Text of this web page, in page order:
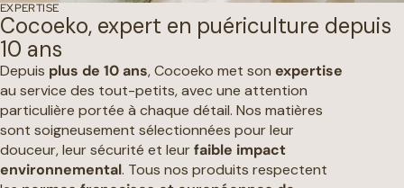
EXPERTISE
Cocoeko, expert en puériculture depuis
10 ans
Depuis plus de 10 ans, Cocoeko met son expertise
au service des tout-petits, avec une attention
particulière portée à chaque détail. Nos matières
sont soigneusement sélectionnées pour leur
douceur, leur sécurité et leurfaible impact
environnemental. Tous nos produits respectent